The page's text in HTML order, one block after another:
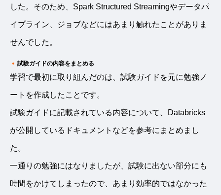
した。そのため、Spark Structured Streamingやデータパ
イプライン、ジョブなどにはあまり触れたことがありま
せんでした。
試験ガイドの内容をまとめる
学習で最初に取り組んだのは、試験ガイドを元に勉強ノ
ートを作成したことです。
試験ガイドに記載されている内容について、Databricks
が公開しているドキュメントなどを参考にまとめまし
た。
一通りの勉強にはなりましたが、試験に出ない部分にも
時間をかけてしまったので、あまり効率的ではなかった